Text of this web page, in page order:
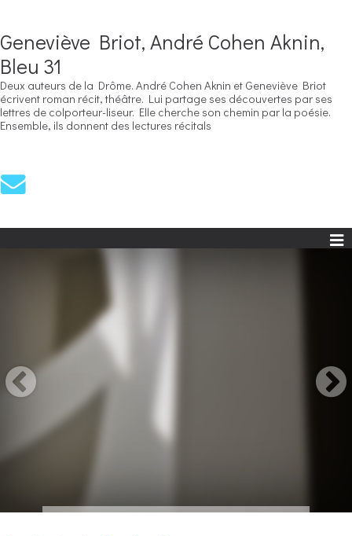
Geneviève Briot, André Cohen Aknin,
Bleu 31
Deux auteurs de la Drôme. André Cohen Aknin et Geneviève Briot
écrivent roman récit, théâtre. Lui partage ses découvertes par ses
lettres de colporteur-liseur. Elle cherche son chemin par la poésie.
Ensemble, ils donnent des lectures récitals